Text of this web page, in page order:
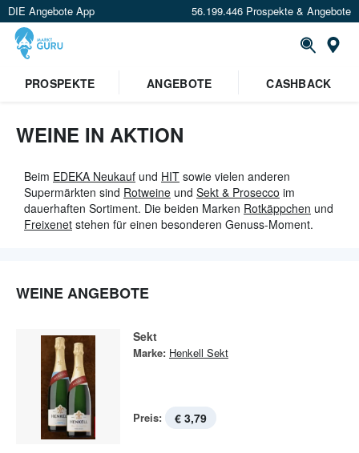
DIE Angebote App 56.199.446 Prospekte & Angebote
PROSPEKTE ANGEBOTE CASHBACK
WEINE IN AKTION
Beim EDEKA Neukauf und HIT sowie vielen anderen
Supermärkten sind Rotweine und Sekt & Prosecco im
dauerhaften Sortiment. Die beiden Marken Rotkäppchen und
Freixenet stehen für einen besonderen Genuss-Moment.
WEINE ANGEBOTE
Sekt
Marke: Henkell Sekt
Preis: € 3,79